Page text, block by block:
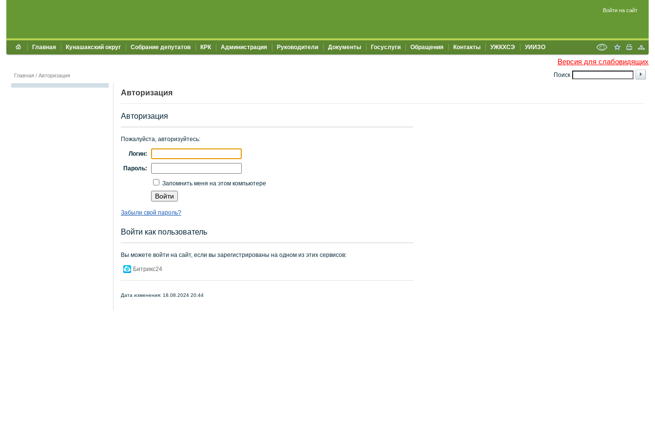
Войти на сайт
Главная Кунашакский округ Собрание депутатов КРК Администрация Руководители Документы Госуслуги Обращения Контакты УЖКХСЭ УИИЗО
Версия для слабовидящих
Поиск
Главная / Авторизация
Авторизация
Авторизация
Пожалуйста, авторизуйтесь:
Логин:
Пароль:
Запомнить меня на этом компьютере
Забыли свой пароль?
Войти как пользователь
Вы можете войти на сайт, если вы зарегистрированы на одном из этих сервисов:
Битрикс24
Дата изменения: 18.08.2024 20:44